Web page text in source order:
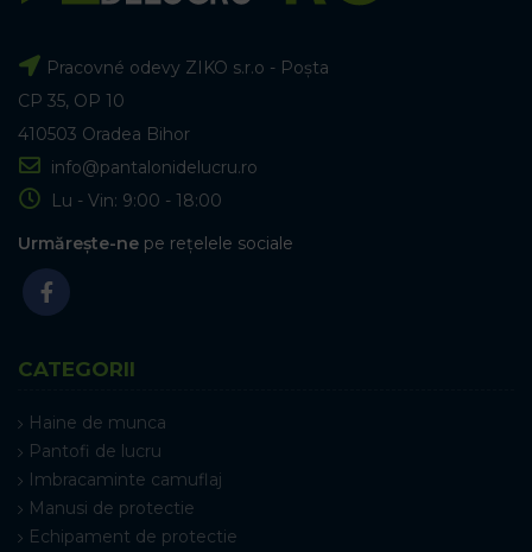
Pracovné odevy ZIKO s.r.o - Poșta
CP 35, OP 10
410503 Oradea Bihor
info@pantalonidelucru.ro
Lu - Vin: 9:00 - 18:00
Urmărește-ne pe rețelele sociale
CATEGORII
Haine de munca
Pantofi de lucru
Imbracaminte camuflaj
Manusi de protectie
Echipament de protectie